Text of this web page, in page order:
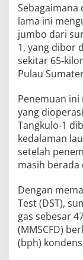
Sebagaimana
lama ini
jumbo dari
1, yang dibor
sekitar 65-
Pulau
Penemuan
yang
Tangkulo-1
kedalaman
setelah
masih berada
Dengan
Test (DST),
gas sebesar
(MMSCFD)
(bph)